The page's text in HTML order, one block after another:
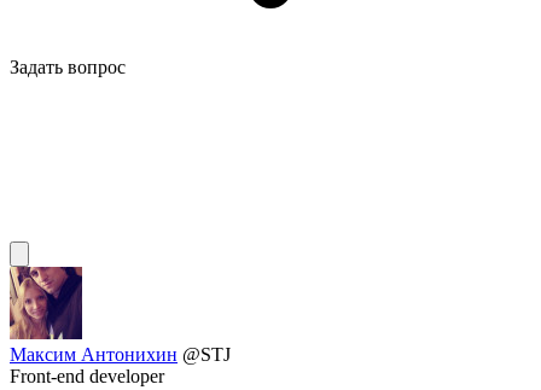
Задать вопрос
Максим Антонихин @STJ
Front-end developer